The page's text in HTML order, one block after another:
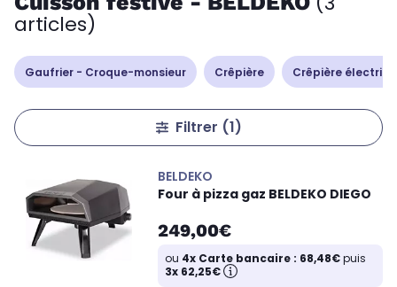
articles)
Gaufrier - Croque-monsieur Crêpière Crêpière
Filtrer (1)
BELDEKO
Four à pizza gaz BELDEKO DIEGO
249,00€
ou 4x Carte bancaire : 68,48€puis
3x 62,25€